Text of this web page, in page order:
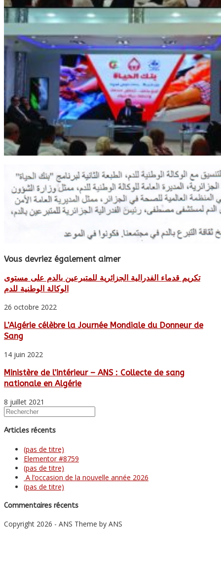
Vous devriez également aimer
تكريم قدماء الفدرالية الجزائرية للمتبرعين بالدم على مستوى
الوكالة الوطنية للدم
26 octobre 2022
L’Algérie célèbre la Journée Mondiale du Donneur de
Sang
14 juin 2022
Ministère de l’intérieur – ANS : Collecte de sang
nationale en Algérie
8 juillet 2021
Articles récents
(pas de titre)
Elementor #8759
(pas de titre)
A l’occasion de la nouvelle année 2026
(pas de titre)
Commentaires récents
Copyright 2026 - ANS Theme by ANS